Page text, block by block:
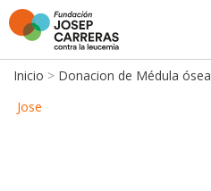
Inicio > Donacion de Médula ósea
Jose